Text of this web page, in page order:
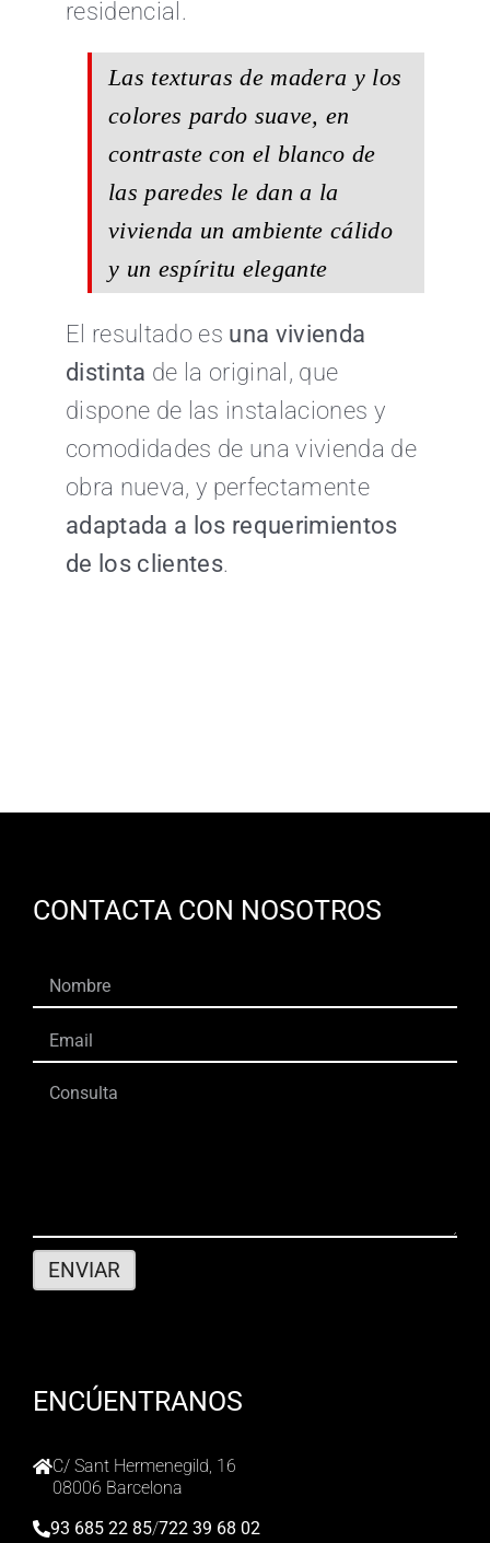
residencial.
Las texturas de madera y los
colores pardo suave, en
contraste con el blanco de
las paredes le dan a la
vivienda un ambiente cálido
y un espíritu elegante
El resultado es una vivienda
distinta de la original, que
dispone de las instalaciones y
comodidades de una vivienda de
obra nueva, y perfectamente
adaptada a los requerimientos
de los clientes.
CONTACTA CON NOSOTROS
ENCÚENTRANOS
C/ Sant Hermenegild, 16
08006 Barcelona
93 685 22 85/722 39 68 02